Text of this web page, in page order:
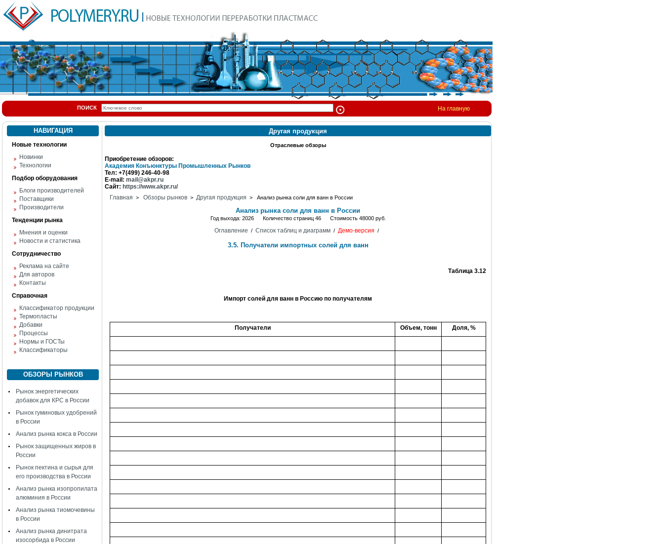
ПОИСК На главную
НАВИГАЦИЯ
Новые технологии
Новинки
Технологии
Подбор оборудования
Блоги производителей
Поставщики
Производители
Тенденции рынка
Мнения и оценки
Новости и статистика
Сотрудничество
Реклама на сайте
Для авторов
Контакты
Справочная
Классификатор продукции
Термопласты
Добавки
Процессы
Нормы и ГОСТы
Классификаторы
ОБЗОРЫ РЫНКОВ
Рынок энергетических
добавок для КРС в России
Рынок гуминовых удобрений
в России
Анализ рынка кокса в России
Рынок защищенных жиров в
России
Рынок пектина и сырья для
его производства в России
Анализ рынка изопропилата
алюминия в России
Анализ рынка тиомочевины
в России
Анализ рынка динитрата
изосорбида в России
Другая продукция
Отраслевые обзоры
Приобретение обзоров:
Академия Конъюнктуры Промышленных Рынков
Тел: +7(499) 246-40-98
E-mail: mail@akpr.ru
Сайт: https://www.akpr.ru/
Главная > Обзоры рынков > Другая продукция > Анализ рынка соли для ванн в России
Анализ рынка соли для ванн в России
Год выхода: 2026 Количество страниц 46 Стоимость 48000 руб.
Оглавление / Список таблиц и диаграмм/ Демо-версия /
3.5. Получатели импортных солей для ванн
Таблица 3.12
Импорт солей для ванн в Россию по получателям
Получатели Объем, тонн Доля, %